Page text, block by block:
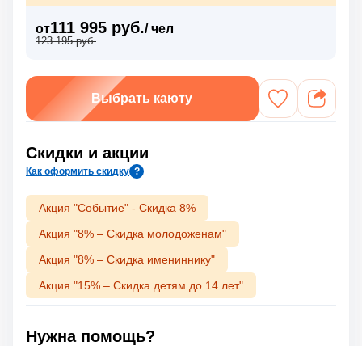
от111 995 руб./ чел
123 195 руб.
Выбрать каюту
Скидки и акции
Как оформить скидку ?
Акция "Событие" - Скидка 8%
Акция "8% – Скидка молодоженам"
Акция "8% – Скидка имениннику"
Акция "15% – Скидка детям до 14 лет"
Нужна помощь?